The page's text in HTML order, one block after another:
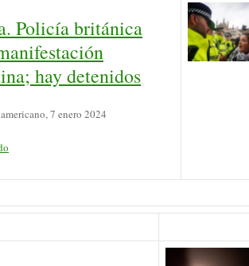
Policía británica
hay detenidos
7 enero 2024